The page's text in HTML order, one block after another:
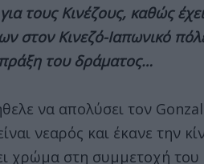
τους Κινέζους, καθώς
στον Κινεζό-Ιαπωνικό
του δράματος…
να απολύσει τον
νεαρός και έκανε την
χρώμα στη συμμετοχή του